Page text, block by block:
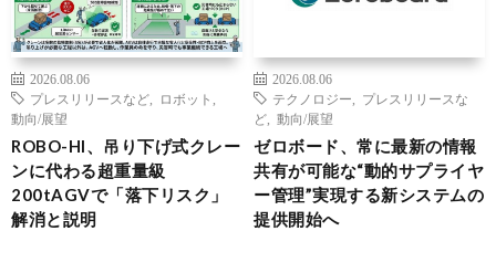
2026.08.06
プレスリリースなど
ロボット
動向/展望
ROBO-HI、吊り下げ式クレー
ンに代わる超重量級
200tAGVで「落下リスク」
解消と説明
2026.08.06
テクノロジー
プレスリリースな
ど
動向/展望
ゼロボード、常に最新の情報
共有が可能な“動的サプライヤ
ー管理”実現する新システムの
提供開始へ